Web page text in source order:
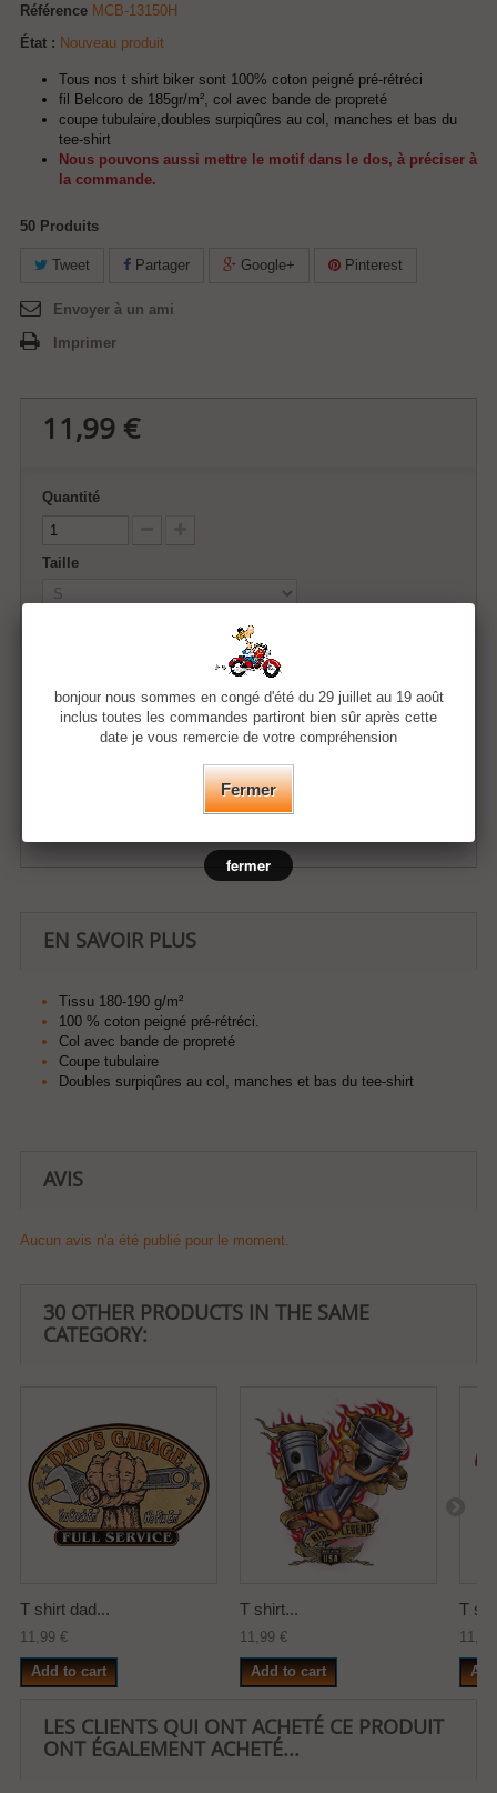
Référence MCB-13150H
État : Nouveau produit
Tous nos t shirt biker sont 100% coton peigné pré-rétréci
fil Belcoro de 185gr/m², col avec bande de propreté
coupe tubulaire,doubles surpiqûres au col, manches et bas du
tee-shirt
Nous pouvons aussi mettre le motif dans le dos, à préciser à
la commande.
50 Produits
Tweet Partager Google+ Pinterest
Envoyer à un ami
Imprimer
11,99 €
Quantité
Taille
Ajouter au panier
Ajouter à ma liste d'envies
EN SAVOIR PLUS
Tissu 180-190 g/m²
100 % coton peigné pré-rétréci.
Col avec bande de propreté
Coupe tubulaire
Doubles surpiqûres au col, manches et bas du tee-shirt
AVIS
Aucun avis n'a été publié pour le moment.
30 OTHER PRODUCTS IN THE SAME
CATEGORY:
T shirt dad...
11,99 €
Add to cart
T shirt...
11,99 €
Add to cart
T
LES CLIENTS QUI ONT ACHETÉ CE PRODUIT
ONT ÉGALEMENT ACHETÉ...
bonjour nous sommes en congé d'été du 29 juillet au 19 août
inclus toutes les commandes partiront bien sûr après cette
date je vous remercie de votre compréhension
Fermer
fermer